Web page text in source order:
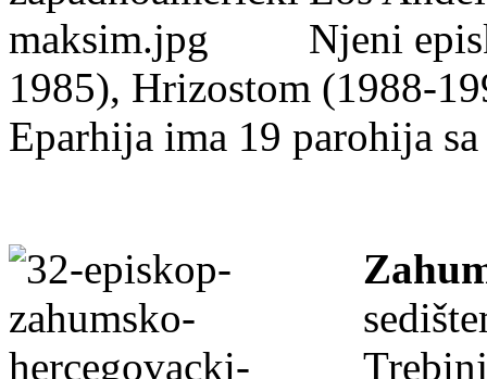
Njeni
1985), Hrizostom (1988-
Eparhija ima 19 parohija